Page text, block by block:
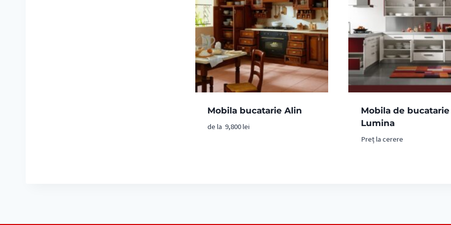
Mobila bucatarie Alin
de la 9,800lei
Mobila de bucatarie
Lumina
Preț la cerere